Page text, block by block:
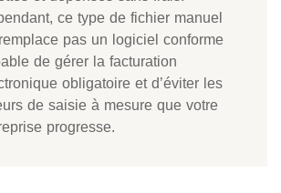
ce type de fichier manuel
pas un logiciel conforme
de gérer la facturation
obligatoire et d’éviter les
de saisie à mesure que votre
progresse.